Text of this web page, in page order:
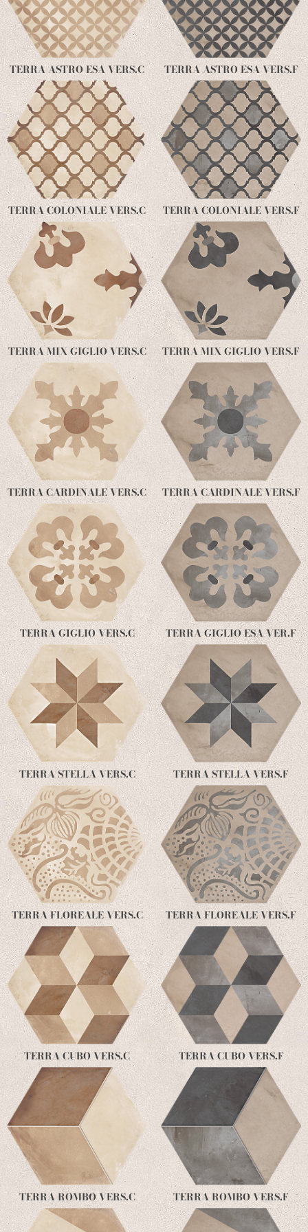
TERRA ASTRO ESA VERS.C TERRA ASTRO ESA VERS.F
TERRA COLONIALE VERS.C TERRA COLONIALE VERS.F
TERRA MIX GIGLIO VERS.C TERRA MIX GIGLIO VERS.F
TERRA CARDINALE VERS.C TERRA CARDINALE VERS.F
TERRA GIGLIO VERS.C TERRA GIGLIO ESA VER.F
TERRA STELLA VERS.C TERRA STELLA VERS.F
TERRA FLOREALE VERS.C TERRA FLOREALE VERS.F
TERRA CUBO VERS.C TERRA CUBO VERS.F
TERRA ROMBO VERS.C TERRA ROMBO VERS.F